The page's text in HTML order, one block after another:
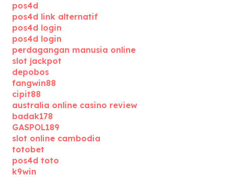
pos4d
pos4d link alternatif
pos4d login
pos4d login
perdagangan manusia online
slot jackpot
depobos
fangwin88
cipit88
australia online casino review
badak178
GASPOL189
slot online cambodia
totobet
pos4d toto
k9win